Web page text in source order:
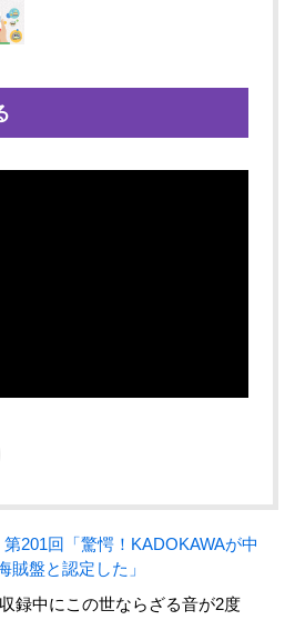
第201回「驚愕！KADOKAWAが中
賊盤と認定した」
録中にこの世ならざる音が2度